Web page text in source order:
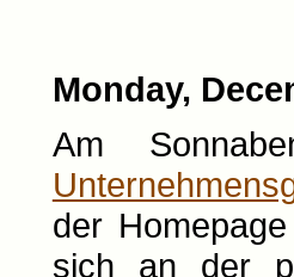
Monday,
Am
der
sich an der